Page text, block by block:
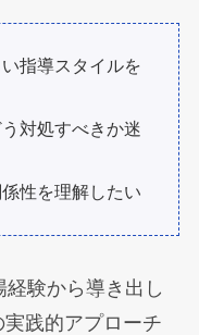
指導スタイルを
対処すべきか迷
性を理解したい
験から導き出し
践的アプローチ